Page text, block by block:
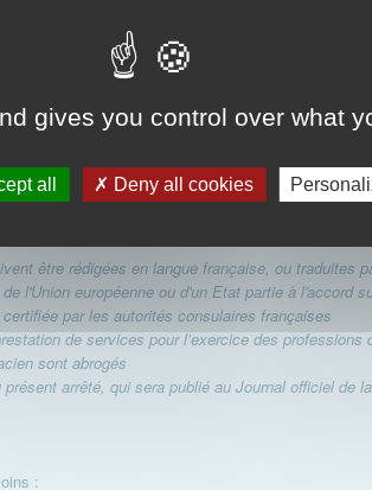
gives you control over what
all Deny all cookies
d'établissement, membre de l'Union
est délivrée, aucune interdiction, même
un Etat membre de l'Union européenne ou
ayant reconnu ces titres ; pour la profession de
trois ans à temps plein ou à temps partiel
déclaration effectuée.
en responsabilité civile et professionnelle
de l'article L. 1142-2 du code de la santé
être rédigées en langue française, ou traduites
l'Union européenne ou d'un Etat partie à l'accord
par les autorités consulaires françaises
de services pour l’exercice des
sont abrogés
arrêté, qui sera publié au Journal officiel de
: